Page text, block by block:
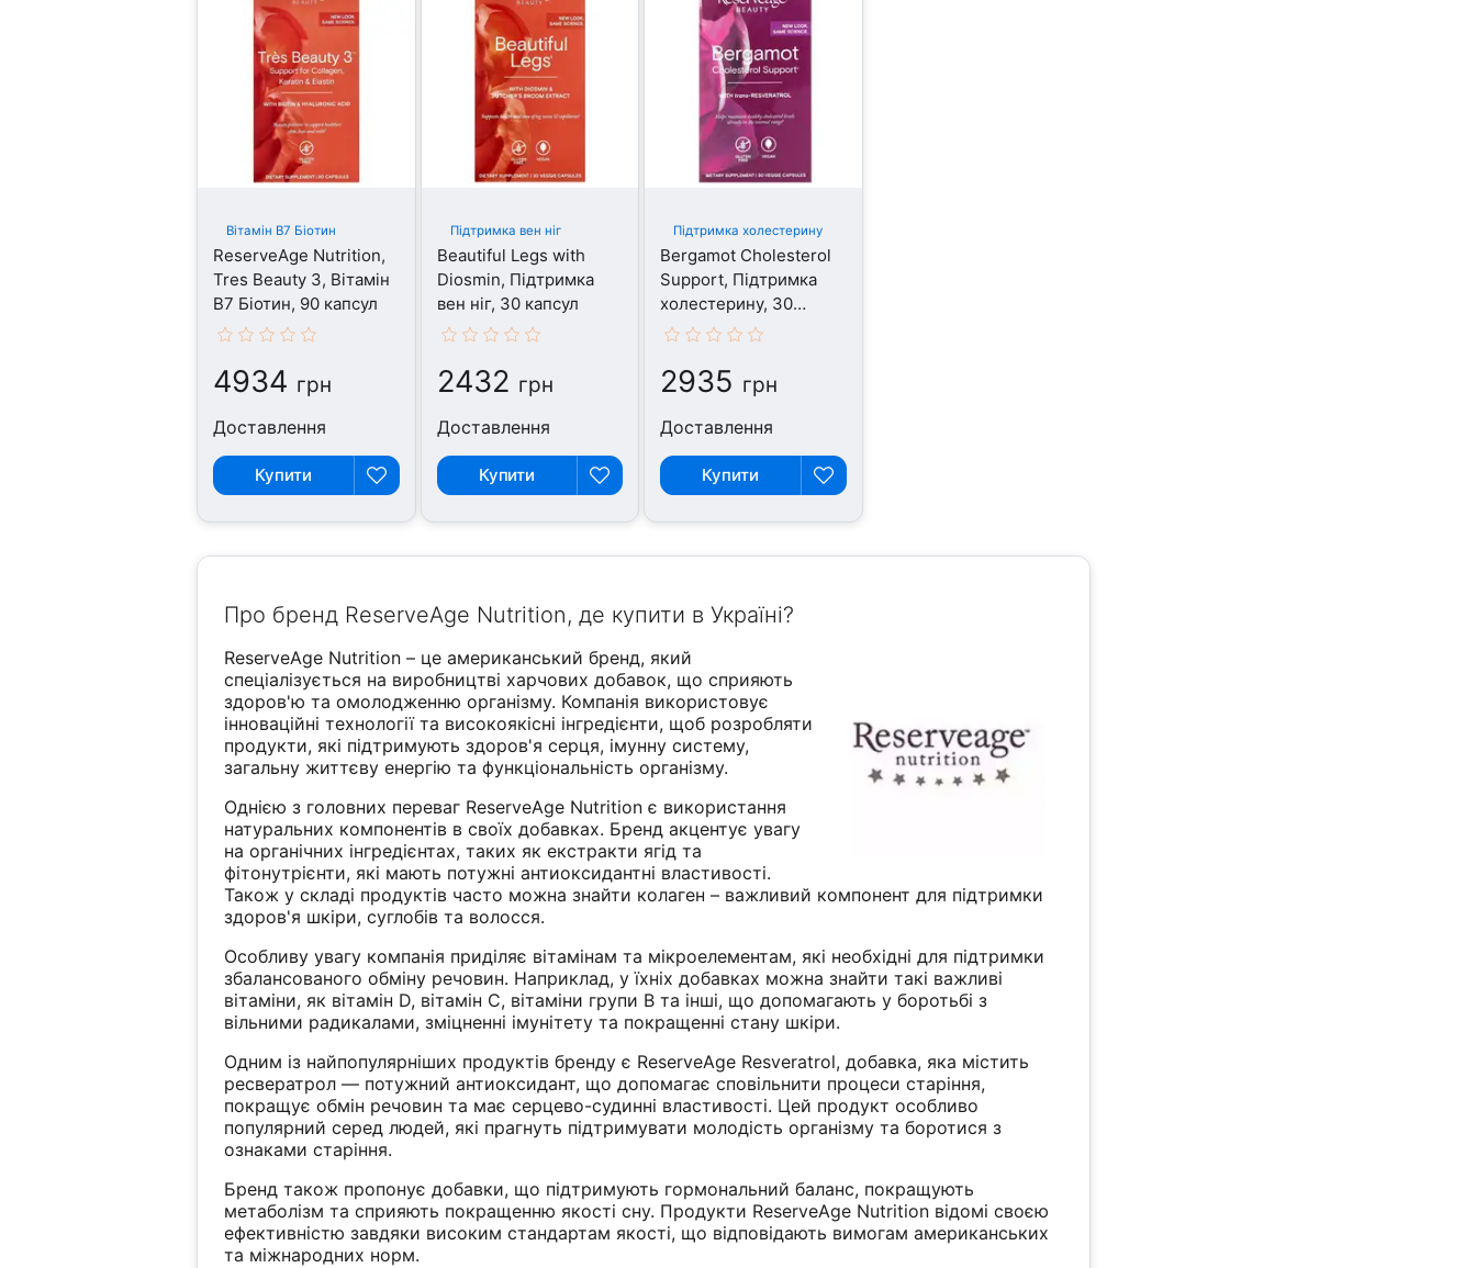
Вітамін B7 Біотин
ReserveAge Nutrition,
Tres Beauty 3, Вітамін
B7 Біотин, 90 капсул
4934 грн
Доставлення
Купити
Підтримка вен ніг
Beautiful Legs with
Diosmin, Підтримка
вен ніг, 30 капсул
2432 грн
Доставлення
Купити
Підтримка холестерину
Bergamot Cholesterol
Support, Підтримка
холестерину, 30
капсул
2935 грн
Доставлення
Купити
Про бренд ReserveAge Nutrition, де купити в Україні?
ReserveAge Nutrition – це американський бренд, який
спеціалізується на виробництві харчових добавок, що сприяють
здоров'ю та омолодженню організму. Компанія використовує
інноваційні технології та високоякісні інгредієнти, щоб розробляти
продукти, які підтримують здоров'я серця, імунну систему,
загальну життєву енергію та функціональність організму.
Однією з головних переваг ReserveAge Nutrition є використання
натуральних компонентів в своїх добавках. Бренд акцентує увагу
на органічних інгредієнтах, таких як екстракти ягід та
фітонутрієнти, які мають потужні антиоксидантні властивості.
Також у складі продуктів часто можна знайти колаген – важливий компонент для підтримки
здоров'я шкіри, суглобів та волосся.
Особливу увагу компанія приділяє вітамінам та мікроелементам, які необхідні для підтримки
збалансованого обміну речовин. Наприклад, у їхніх добавках можна знайти такі важливі
вітаміни, як вітамін D, вітамін С, вітаміни групи B та інші, що допомагають у боротьбі з
вільними радикалами, зміцненні імунітету та покращенні стану шкіри.
Одним із найпопулярніших продуктів бренду є ReserveAge Resveratrol, добавка, яка містить
ресвератрол — потужний антиоксидант, що допомагає сповільнити процеси старіння,
покращує обмін речовин та має серцево-судинні властивості. Цей продукт особливо
популярний серед людей, які прагнуть підтримувати молодість організму та боротися з
ознаками старіння.
Бренд також пропонує добавки, що підтримують гормональний баланс, покращують
метаболізм та сприяють покращенню якості сну. Продукти ReserveAge Nutrition відомі своєю
ефективністю завдяки високим стандартам якості, що відповідають вимогам американських
та міжнародних норм.